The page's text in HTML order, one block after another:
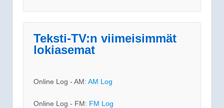
Teksti-TV:n viimeisimmät
lokiasemat
Online Log - AM: AM Log
Online Log - FM: FM Log